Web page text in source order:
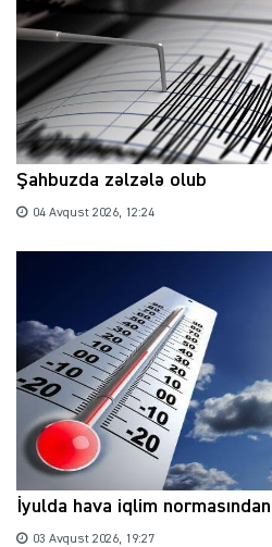
Şahbuzda zəlzələ olub
04 Avqust 2026, 12:24
İyulda hava iqlim
03 Avqust 2026, 19:27